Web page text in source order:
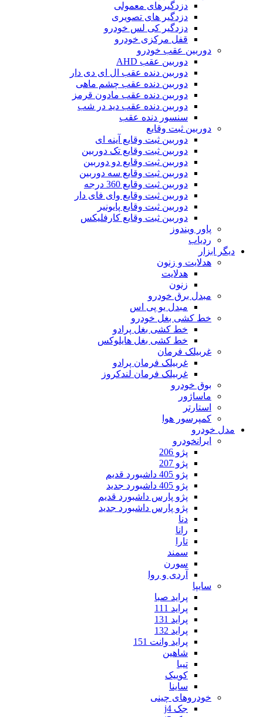
دزدگیرهای معمولی
دزدگیر های تصویری
دزدگیر کی لس خودرو
قفل مرکزی خودرو
دوربین عقب خودرو
دوربین عقب AHD
دوربین دنده عقب ال ای دی دار
دوربین دنده عقب چشم ماهی
دوربین دنده عقب مادون قرمز
دوربین دنده عقب دید در شب
سنسور دنده عقب
دوربین ثبت وقایع
دوربین ثبت وقایع آینه ای
دوربین ثبت وقایع تک دوربین
دوربین ثبت وقایع دو دوربین
دوربین ثبت وقایع سه دوربین
دوربین ثبت وقایع 360 درجه
دوربین ثبت وقایع وای فای دار
دوربین ثبت وقایع پایونیر
دوربین ثبت وقایع کارفلیکس
پاور ویندوز
ردیاب
دیگر ابزار
هدلایت و زنون
هدلایت
زنون
مبدل برق خودرو
مبدل یو پی اس
خط کشی بغل خودرو
خط کشی بغل پرادو
خط کشی بغل هایلوکس
غربیلک فرمان
غربیلک فرمان پرادو
غربیلک فرمان لندکروز
بوق خودرو
ماساژور
استارتر
کمپرسور هوا
مدل خودرو
ایرانخودرو
پژو 206
پژو 207
پژو 405 داشبورد قدیم
پژو 405 داشبورد جدید
پژو پارس داشبورد قدیم
پژو پارس داشبورد جدید
دنا
رانا
تارا
سمند
سورن
آردی و روا
سایپا
پراید صبا
پراید 111
پراید 131
پراید 132
پراید وانت 151
شاهین
تیبا
کوییک
ساینا
خودروهای چینی
جک j4